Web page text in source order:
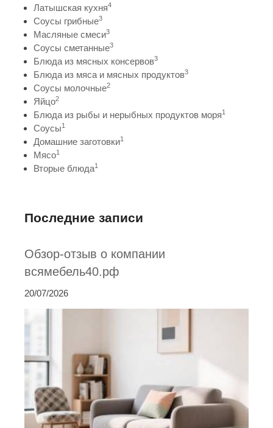
Латышская кухня4
Соусы грибные3
Масляные смеси3
Соусы сметанные3
Блюда из мясных консервов3
Блюда из мяса и мясных продуктов3
Соусы молочные2
Яйцо2
Блюда из рыбы и нерыбных продуктов моря1
Соусы1
Домашние заготовки1
Мясо1
Вторые блюда1
Последние записи
Обзор-отзыв о компании
всямебель40.рф
20/07/2026